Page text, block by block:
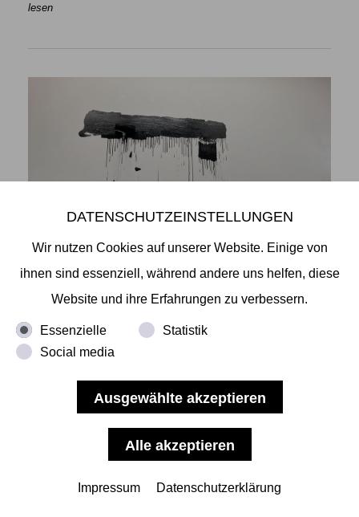
lesen
Daiki Kimoto Performance am 25.03.2022, Foto Hiroyuki Masuyama
DATENSCHUTZEINSTELLUNGEN
Wir nutzen Cookies auf unserer Website. Einige von
ihnen sind essenziell, während andere uns helfen, diese
Website und ihre Erfahrungen zu verbessern.
Essenzielle
Statistik
Social media
Impressum Datenschutzerklärung